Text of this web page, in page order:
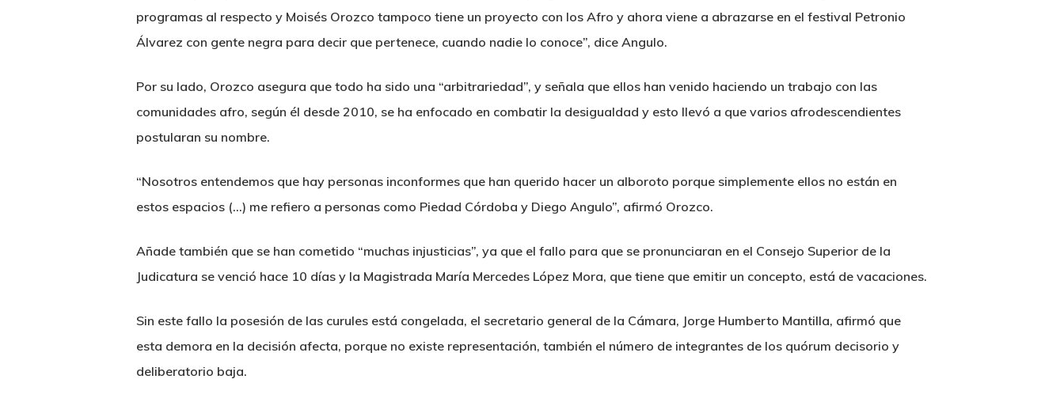
programas al respecto y Moisés Orozco tampoco tiene un proyecto con los Afro y ahora viene a abrazarse en el festival Petronio
Álvarez con gente negra para decir que pertenece, cuando nadie lo conoce”, dice Angulo.
Por su lado, Orozco asegura que todo ha sido una “arbitrariedad”, y señala que ellos han venido haciendo un trabajo con las
comunidades afro, según él desde 2010, se ha enfocado en combatir la desigualdad y esto llevó a que varios afrodescendientes
postularan su nombre.
“Nosotros entendemos que hay personas inconformes que han querido hacer un alboroto porque simplemente ellos no están en
estos espacios (…) me refiero a personas como Piedad Córdoba y Diego Angulo”, afirmó Orozco.
Añade también que se han cometido “muchas injusticias”, ya que el fallo para que se pronunciaran en el Consejo Superior de la
Judicatura se venció hace 10 días y la Magistrada María Mercedes López Mora, que tiene que emitir un concepto, está de vacaciones.
Sin este fallo la posesión de las curules está congelada, el secretario general de la Cámara, Jorge Humberto Mantilla, afirmó que
esta demora en la decisión afecta, porque no existe representación, también el número de integrantes de los quórum decisorio y
deliberatorio baja.